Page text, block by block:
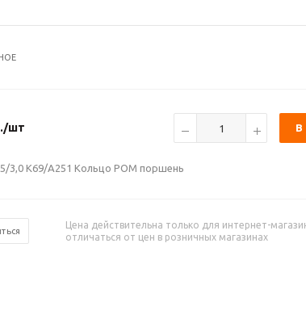
/шт В
3,0 К69/А251 Кольцо POM поршень
Цена действительна только для интернет-
отличаться от цен в розничных магазинах